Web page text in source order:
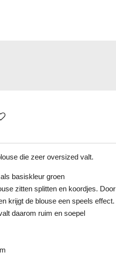
die zeer oversized valt.
basiskleur groen
zitten splitten en koordjes. Door
krijgt de blouse een speels effect.
daarom ruim en soepel